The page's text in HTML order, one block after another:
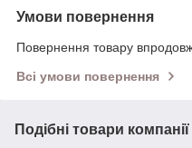
Умови повернення
Повернення товару
Всі умови повернення
Подібні товари компанії